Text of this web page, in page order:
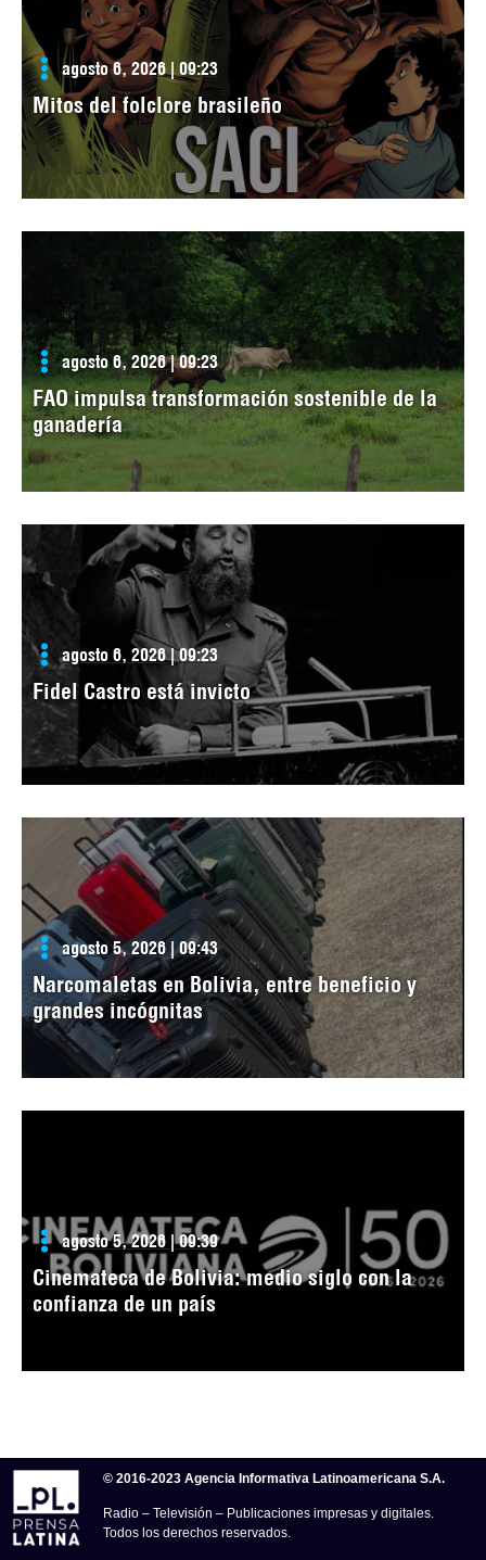
agosto 6, 2026 | 09:23
Mitos del folclore brasileño
agosto 6, 2026 | 09:23
FAO impulsa transformación sostenible de la
ganadería
agosto 6, 2026 | 09:23
Fidel Castro está invicto
agosto 5, 2026 | 09:43
Narcomaletas en Bolivia, entre beneficio y
grandes incógnitas
agosto 5, 2026 | 09:39
Cinemateca de Bolivia: medio siglo con la
confianza de un país
© 2016-2023 Agencia Informativa Latinoamericana S.A.
Radio – Televisión – Publicaciones impresas y digitales.
Todos los derechos reservados.